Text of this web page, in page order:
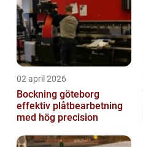
02 april 2026
Bockning göteborg
effektiv plåtbearbetning
med hög precision